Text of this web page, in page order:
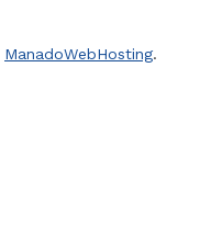
ManadoWebHosting.